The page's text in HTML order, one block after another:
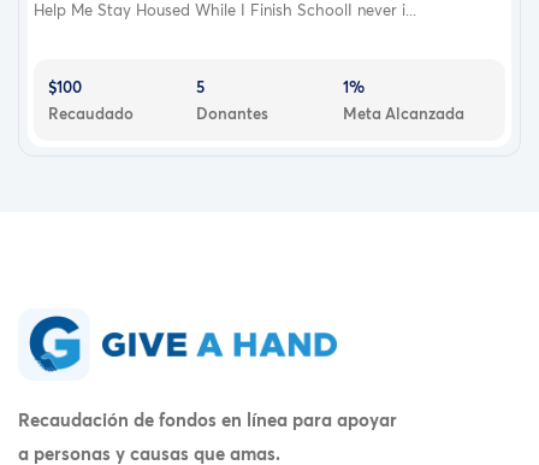
Help Me Stay Housed While I Finish SchoolI never i...
$100
Recaudado
5
Donantes
1%
Meta Alcanzada
Recaudación de fondos en línea para apoyar
a personas y causas que amas.